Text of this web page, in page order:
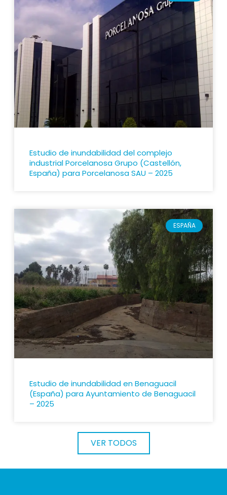
Estudio de inundabilidad del complejo
industrial Porcelanosa Grupo (Castellón,
España) para Porcelanosa SAU – 2025
ESPAÑA
Estudio de inundabilidad en Benaguacil
(España) para Ayuntamiento de Benaguacil
– 2025
VER TODOS